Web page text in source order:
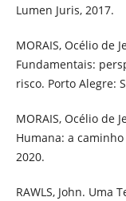
Lumen Juris, 2017.
MORAIS, Océlio de
Fundamentais:
risco. Porto Alegre:
MORAIS, Océlio de
Humana: a caminho
2020.
RAWLS, John. Uma